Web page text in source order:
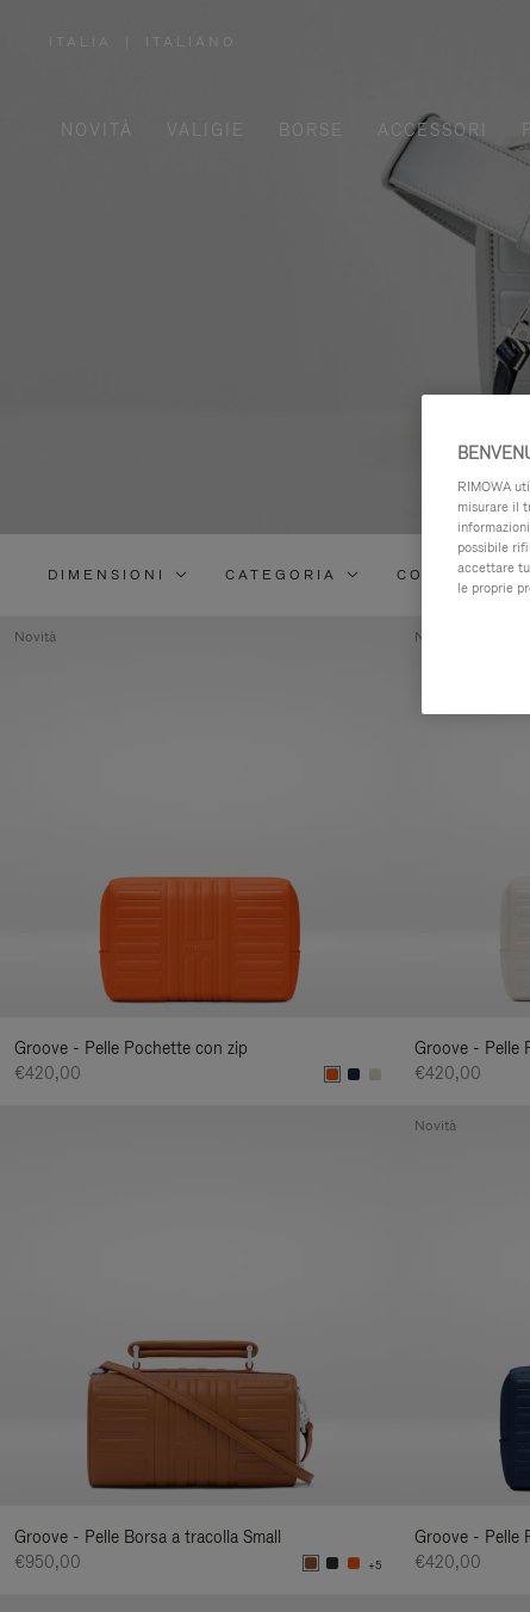
ITALIA
,
ITALIANO
NOVITÀ VALIGIE BORSE ACCESSORI
DIMENSIONI CATEGORIA COLORE
Groove - Pelle Pochette con zip
€420,00
Novità
Groove - Pelle
€420,00
Novità
Groove - Pelle Borsa a tracolla Small
€950,00
+5
Groove - Pelle
€420,00
Novità
RIMOWA
misurare il
possibile
accettare
le proprie